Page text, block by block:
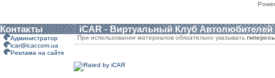
Контакты iCAR - Виртуальный Клуб Автолюбителей
Администратор
icar@icar.com.ua
Реклама на сайте
При использовании материалов обязательно указывать